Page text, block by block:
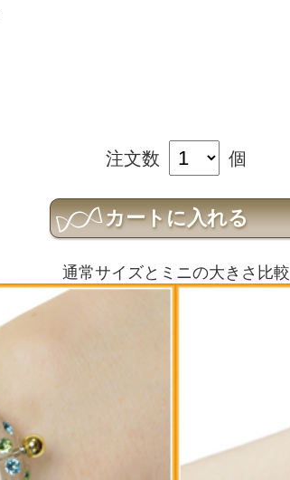
注文数 個
通常サイズとミニの大きさ比較